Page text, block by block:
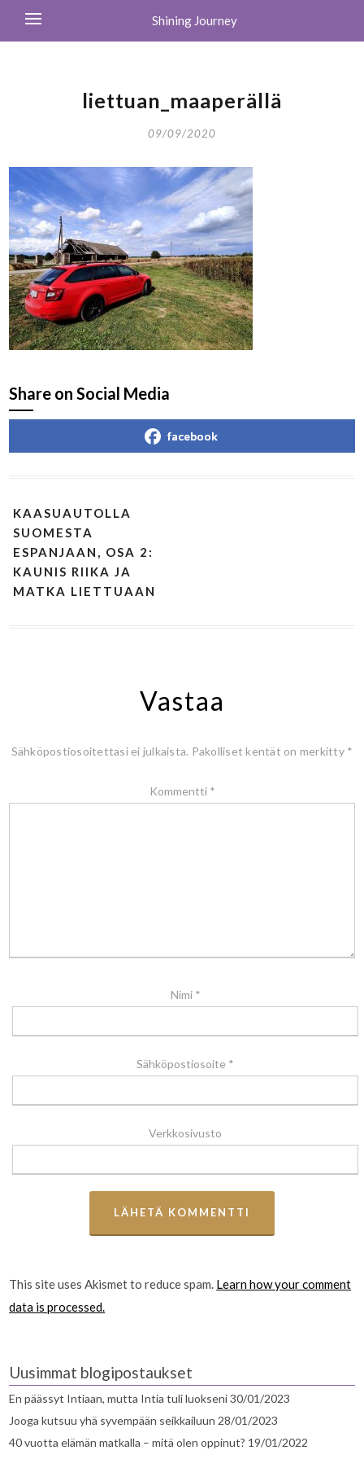
Shining Journey
liettuan_maaperällä
09/09/2020
Share on Social Media
facebook
KAASUAUTOLLA
SUOMESTA
ESPANJAAN, OSA 2:
KAUNIS RIIKA JA
MATKA LIETTUAAN
Vastaa
Sähköpostiosoitettasi ei julkaista. Pakolliset kentät on merkitty *
Kommentti *
Nimi *
Sähköpostiosoite *
Verkkosivusto
This site uses Akismet to reduce spam. Learn how your comment
data is processed.
Uusimmat blogipostaukset
En päässyt Intiaan, mutta Intia tuli luokseni30/01/2023
Jooga kutsuu yhä syvempään seikkailuun 28/01/2023
40 vuotta elämän matkalla – mitä olen oppinut? 19/01/2022